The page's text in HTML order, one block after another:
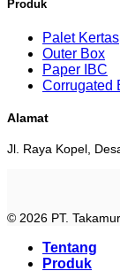
Produk
Palet Kertas
Outer Box
Paper IBC
Corrugated
Alamat
Jl. Raya Kopel,
© 2026 PT.
Tentang
Produk